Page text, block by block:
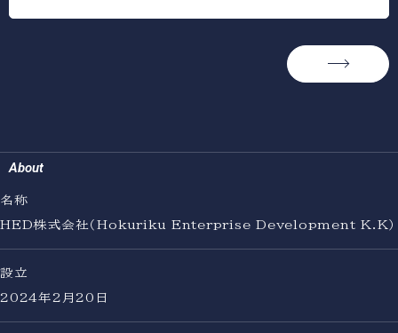
→
About
名称
HED株式会社（Hokuriku Enterprise Development K.K）
設立
2024年2月20日